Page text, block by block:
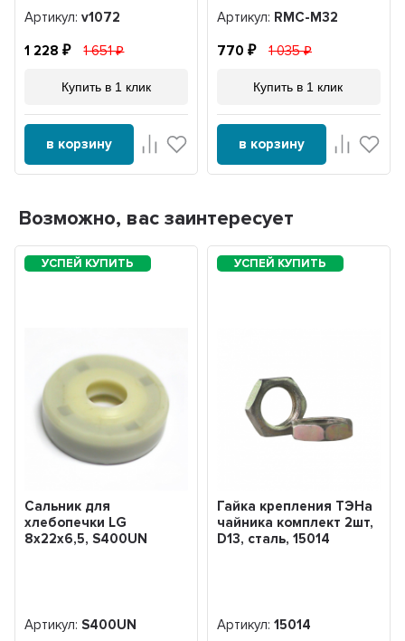
Артикул:v1072
1 228 1 651
Купить в 1 клик
в корзину
Артикул: RMC-M32
770 1 035
Купить в 1 клик
в корзину
Возможно, вас заинтересует
Сальник для
хлебопечки LG
8x22x6,5, S400UN
Артикул:S400UN
Гайка крепления ТЭНа
чайника комплект 2шт,
D13, сталь, 15014
Артикул: 15014